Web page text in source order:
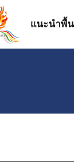
แนะนำพื้